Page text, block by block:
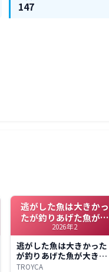
147
逃がした魚は大きかっ
たが釣りあげた魚が大
きすぎた件
2026年2
逃がした魚は大きかった
が釣りあげた魚が大きす
ぎた件
TROYCA